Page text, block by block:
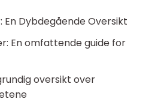
En Dybdegående Oversikt
En omfattende guide for
oversikt over